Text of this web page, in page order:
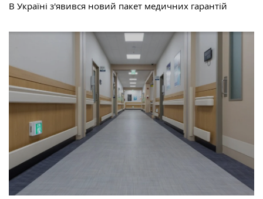
В Україні з'явився новий пакет медичних гарантій